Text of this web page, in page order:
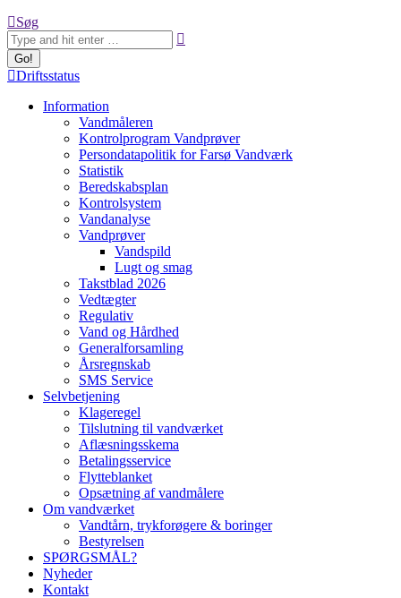
Search:
Søg
Driftsstatus
Information
Vandmåleren
Kontrolprogram Vandprøver
Persondatapolitik for Farsø Vandværk
Statistik
Beredskabsplan
Kontrolsystem
Vandanalyse
Vandprøver
Vandspild
Lugt og smag
Takstblad 2026
Vedtægter
Regulativ
Vand og Hårdhed
Generalforsamling
Årsregnskab
SMS Service
Selvbetjening
Klageregel
Tilslutning til vandværket
Aflæsningsskema
Betalingsservice
Flytteblanket
Opsætning af vandmålere
Om vandværket
Vandtårn, trykforøgere & boringer
Bestyrelsen
SPØRGSMÅL?
Nyheder
Kontakt